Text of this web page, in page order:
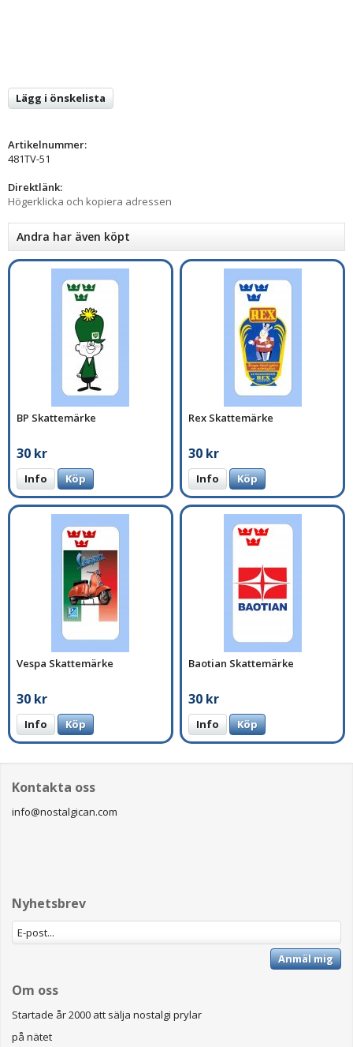
Lägg i önskelista
Artikelnummer:
481TV-51
Direktlänk:
Högerklicka och kopiera adressen
Andra har även köpt
BP Skattemärke
30 kr
Info Köp
Rex Skattemärke
30 kr
Info Köp
Vespa Skattemärke
30 kr
Info Köp
Baotian Skattemärke
30 kr
Info Köp
Kontakta oss
info@nostalgican.com
Nyhetsbrev
Anmäl mig
Om oss
Startade år 2000 att sälja nostalgi prylar
på nätet